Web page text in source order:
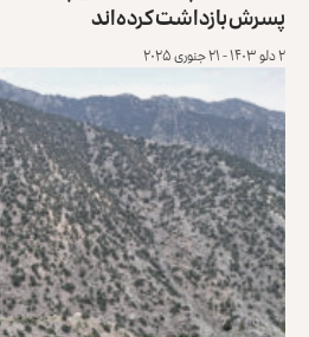
پسرش بازداشت کرده‌اند
۲ دلو ۱۴۰۳ - ۲۱ جنوری ۲۰۲۵